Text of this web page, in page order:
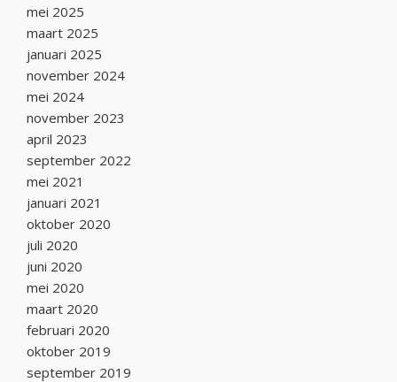
mei 2025
maart 2025
januari 2025
november 2024
mei 2024
november 2023
april 2023
september 2022
mei 2021
januari 2021
oktober 2020
juli 2020
juni 2020
mei 2020
maart 2020
februari 2020
oktober 2019
september 2019